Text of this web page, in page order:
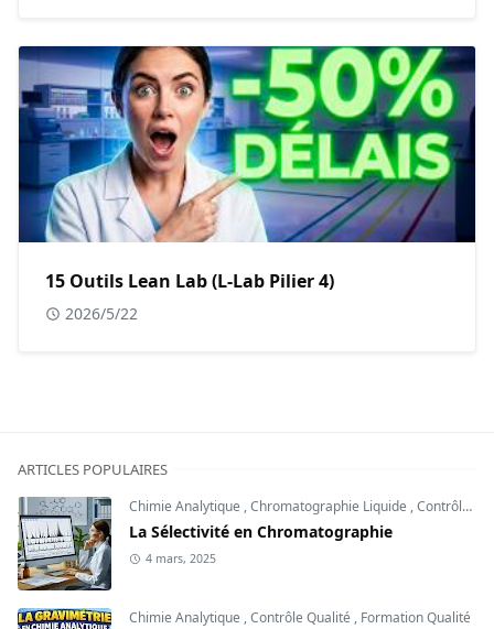
15 Outils Lean Lab (L-Lab Pilier 4)
2026/5/22
ARTICLES POPULAIRES
Chimie Analytique ,Chromatographie Liquide ,Contrôle Qualité
La Sélectivité en Chromatographie
4 mars, 2025
Chimie Analytique ,Contrôle Qualité , Formation Qualité